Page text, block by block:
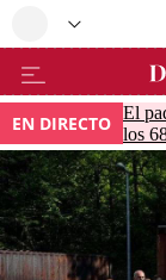
EN DIRECTO El
los